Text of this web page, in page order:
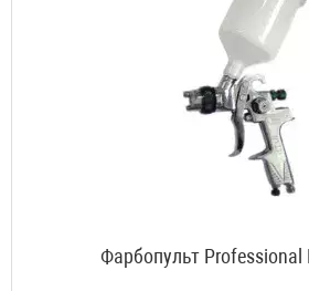
Фарбопульт Professional